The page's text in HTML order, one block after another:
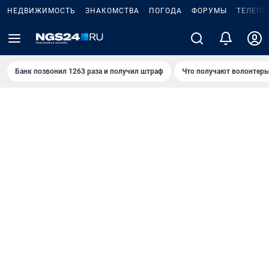
НЕДВИЖИМОСТЬ ЗНАКОМСТВА ПОГОДА ФОРУМЫ
Банк позвонил 1263 раза и получил штраф Что получают